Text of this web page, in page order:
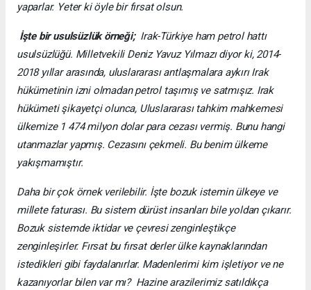
yaparlar. Yeter ki öyle bir fırsat olsun.
İşte bir usulsüzlük örneği;Irak-Türkiye ham petrol hattı
usulsüzlüğü. Milletvekili Deniz Yavuz Yılmazı diyor ki, 2014-
2018 yıllar arasında, uluslararası antlaşmalara aykırı Irak
hükümetinin izni olmadan petrol taşımış ve satmışız. Irak
hükümeti şikayetçi olunca, Uluslararası tahkim mahkemesi
ülkemize 1 474 milyon dolar para cezası vermiş. Bunu hangi
utanmazlar yapmış. Cezasını çekmeli. Bu benim ülkeme
yakışmamıştır.
Daha bir çok örnek verilebilir. İşte bozuk istemin ülkeye ve
millete faturası. Bu sistem dürüst insanları bile yoldan çıkarır.
Bozuk sistemde iktidar ve çevresi zenginleştikçe
zenginleşirler. Fırsat bu fırsat derler ülke kaynaklarından
istedikleri gibi faydalanırlar. Madenlerimi kim işletiyor ve ne
kazanıyorlar bilen var mı? Hazine arazilerimiz satıldıkça